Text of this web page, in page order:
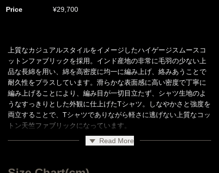
Price
¥29,700
上質なカジュアルスタイルをイメージしたハイゲージスムースコ
ットンファブリックを採用。インド産地の非常に毛羽の少ない上
品な長綿を用い、綿を高密度に均一に編み上げ、絡みあうことで
耐久性をプラスしています。滑らかな表面感に高い密度で丁寧に
編み上げることにより、編み目が一切目立たず、シャツ生地のよ
うなすっきりとした外観に仕上げたTシャツ。しなやかさと強度を
両立することで、Tシャツでありながら軽さに逃げない上質なコッ
トン天竺ファブリックになっています。
写真家"HERBIE YAMAGUCHI"とのフォトプリントを採用したTシ
ャツ。フロントに「ロンドンの街角。揺れる旗。」のフォトをプ
YAMAGUCHI の視線は、動きを止めるのではなく、“余白”として
Read More